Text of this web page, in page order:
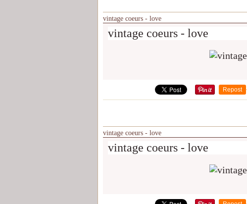
vintage coeurs - love
vintage coeurs - love
Repost
vintage coeurs - love
vintage coeurs - love